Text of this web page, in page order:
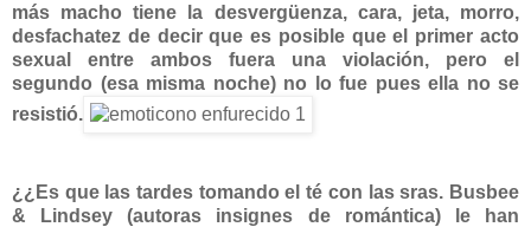
más macho tiene la desvergüenza, cara, jeta, morro,
desfachatez de decir que es posible que el primer acto
sexual entre ambos fuera una violación, pero el
segundo (esa misma noche) no lo fue pues ella no se
resistió.
¿¿Es que las tardes tomando el té con las sras. Busbee
& Lindsey (autoras insignes de romántica) le han